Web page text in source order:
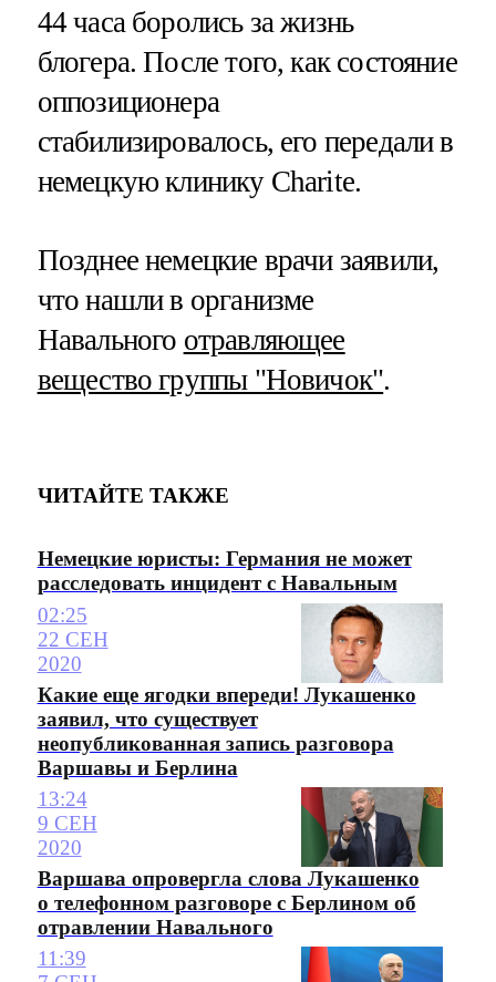
44 часа боролись за жизнь
блогера. После того, как состояние
оппозиционера
стабилизировалось, его передали в
немецкую клинику Charite.
Позднее немецкие врачи заявили,
что нашли в организме
Навального отравляющее
вещество группы "Новичок".
ЧИТАЙТЕ ТАКЖЕ
Немецкие юристы: Германия не может
расследовать инцидент с Навальным
02:25
22 СЕН
2020
Какие еще ягодки впереди! Лукашенко
заявил, что существует
неопубликованная запись разговора
Варшавы и Берлина
13:24
9 СЕН
2020
Варшава опровергла слова Лукашенко
о телефонном разговоре с Берлином об
отравлении Навального
11:39